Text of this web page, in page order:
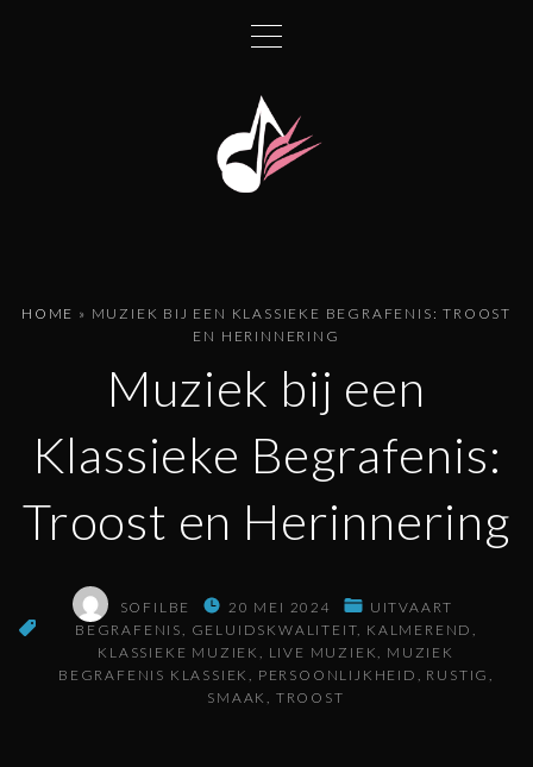
HOME » MUZIEK BIJ EEN KLASSIEKE BEGRAFENIS: TROOST
EN HERINNERING
Muziek bij een
Klassieke Begrafenis:
Troost en Herinnering
SOFILBE 20 MEI 2024
UITVAART
BEGRAFENIS
GELUIDSKWALITEIT KALMEREND
KLASSIEKE MUZIEK
LIVE MUZIEK
MUZIEK
BEGRAFENIS KLASSIEK
PERSOONLIJKHEID
RUSTIG
SMAAK
TROOST